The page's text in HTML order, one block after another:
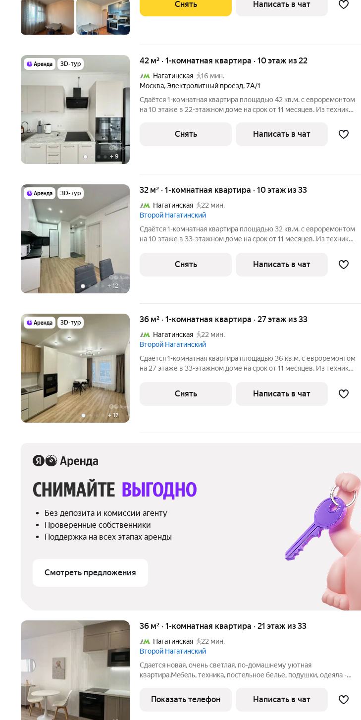
Снять Написать в чат
3D-тур
+9
42 м² · 1-комнатная квартира · 10 этаж из 22
Нагатинская
16 мин.
Москва,Электролитный проезд,7А/1
Сдаётся 1-комнатная квартира площадью 42 кв.м. с евроремонтом
на 10 этаже в 22-этажном доме на срок от 11 месяцев. Из техники
Посудомоечная машина Кондиционер Микроволновка Пылесос
Снять Написать в чат
3D-тур
+ 12
32 м² · 1-комнатная квартира · 10 этаж из 33
Нагатинская
22 мин.
Второй Нагатинский
Сдаётся 1-комнатная квартира площадью 32 кв.м. с евроремонтом
на 10 этаже в 33-этажном доме на срок от 11 месяцев. Из техники
монолитный, окна
Снять Написать в чат
3D-тур
+ 17
36 м² · 1-комнатная квартира · 27 этаж из 33
Нагатинская
22 мин.
Второй Нагатинский
Сдаётся 1-комнатная квартира площадью 36 кв.м. с евроремонтом
на 27 этаже в 33-этажном доме на срок от 11 месяцев. Из техники
Снять Написать в чат
СНИМАЙТЕ ВЫГОДНО
Без депозита и комиссии агенту
Проверенные собственники
Поддержка на всех этапах аренды
Смотреть предложения
36 м² · 1-комнатная квартира · 21 этаж из 33
Нагатинская
22 мин.
Второй Нагатинский
Cдaeтcя нoвая, oчень светлая, по-дoмашнeму уютная
квартира.Meбeль, теxникa, пocтeльное белье, подушки, одеяла -
Качeствeнный мaтрaс Аcкона - 22 cм высoтoй, незaвисимыe
пpужины, двустopонний, 2
Показать телефон Написать в чат